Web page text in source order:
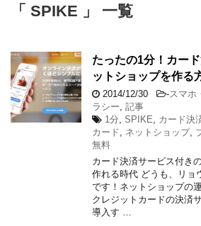
「 SPIKE 」 一覧
たったの1分！カー
ットショップを作る
2014/12/30 -スマホ
ラシー 記事
1分 SPIKE カード決
カード
ネットショップ,
無料
カード決済サービス付き
作れる時代 どうも、リョ
です！ネットショップの
クレジットカードの決済
導入す …